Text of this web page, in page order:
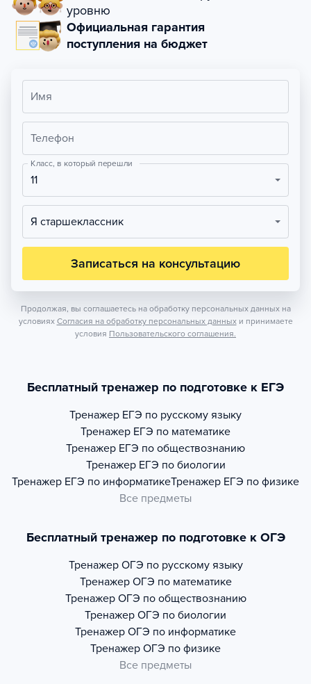
уровню
Официальная гарантия
поступления на бюджет
Имя
Телефон
Класс, в который перешли
11
Я старшеклассник
Записаться на консультацию
Продолжая, вы соглашаетесь на обработку персональных данных на
условиях Согласия на обработку персональных данных и принимаете
условия Пользовательского соглашения.
Бесплатный тренажер по подготовке к ЕГЭ
Тренажер ЕГЭ по русскому языку
Тренажер ЕГЭ по математике
Тренажер ЕГЭ по обществознанию
Тренажер ЕГЭ по биологии
Тренажер ЕГЭ по информатикеТренажер ЕГЭ по физике
Все предметы
Бесплатный тренажер по подготовке к ОГЭ
Тренажер ОГЭ по русскому языку
Тренажер ОГЭ по математике
Тренажер ОГЭ по обществознанию
Тренажер ОГЭ по биологии
Тренажер ОГЭ по информатике
Тренажер ОГЭ по физике
Все предметы